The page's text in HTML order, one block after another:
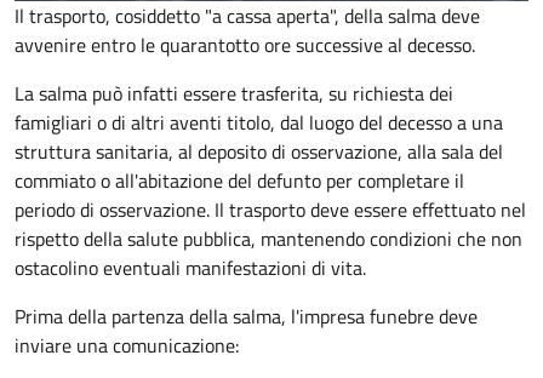
Il trasporto, cosiddetto "a cassa aperta", della salma deve
avvenire entro le quarantotto ore successive al decesso.
La salma può infatti essere trasferita, su richiesta dei
famigliari o di altri aventi titolo, dal luogo del decesso a una
struttura sanitaria, al deposito di osservazione, alla sala del
commiato o all'abitazione del defunto percompletare il
periodo di osservazione. Il trasporto deve essere effettuato nel
rispetto della salute pubblica, mantenendo condizioni che non
ostacolino eventuali manifestazioni di vita.
Prima della partenza della salma, l'impresa funebre deve
inviare una comunicazione: